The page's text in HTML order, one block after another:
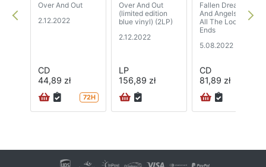
Over And Out
2.12.2022
CD
44,89 zł
72H
Over And Out
(limited edition
blue vinyl) (2LP)
2.12.2022
LP
156,89 zł
Fallen Dreams
And Angels And
All The Loose
Ends
5.08.2022
CD
81,89 zł